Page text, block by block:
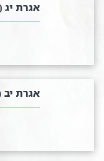
אגרת
אגרת